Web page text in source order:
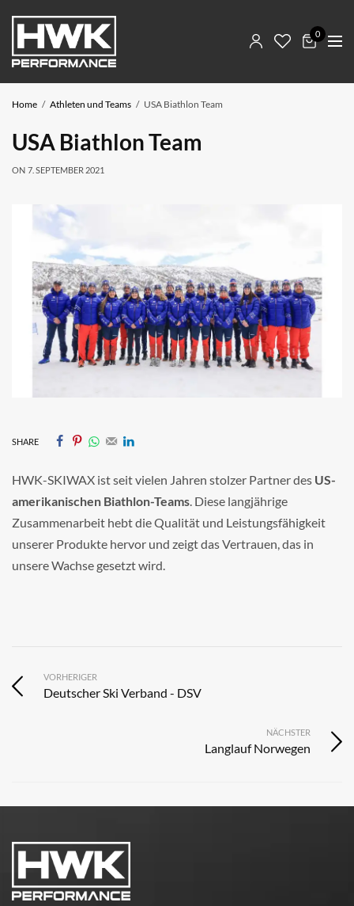
0
Home Athleten und Teams USA Biathlon Team
USA Biathlon Team
ON 7. SEPTEMBER 2021
SHARE
HWK-SKIWAX ist seit vielen Jahren stolzer Partner des US-
amerikanischen Biathlon-Teams. Diese langjährige
Zusammenarbeit hebt die Qualität und Leistungsfähigkeit
unserer Produkte hervor und zeigt das Vertrauen, das in
unsere Wachse gesetzt wird.
VORHERIGER
Deutscher Ski Verband - DSV
NÄCHSTER
Langlauf Norwegen